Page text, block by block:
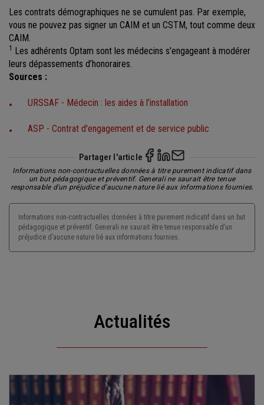
Les contrats démographiques ne se cumulent pas. Par exemple,
vous ne pouvez pas signer un CAIM et un CSTM, tout comme deux
CAIM.
1 Les adhérents Optam sont les médecins s'engageant à modérer
leurs dépassements d’honoraires.
Sources :
URSSAF - Médecin : les aides à l’installation
ASP - Contrat d'engagement et de service public
Partager l'article
Informations non-contractuelles données à titre purement indicatif dans
un but pédagogique et préventif. Generali ne saurait être tenue
responsable d'un préjudice d'aucune nature lié aux informations fournies.
Informations non-contractuelles données à titre purement indicatif dans un but
pédagogique et préventif. Generali ne saurait être tenue responsable d’un
préjudice d’aucune nature lié aux informations fournies.
Actualités